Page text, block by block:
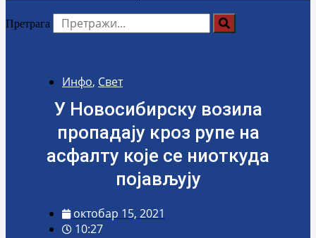
Претрага
Инфо, Свет
У Новосибирску возила
пропадају кроз рупе на
асфалту које се ниоткуда
појављују
октобар 15, 2021
10:27